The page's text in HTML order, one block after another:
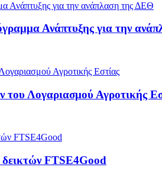
Ανάπτυξης για την
Λογαριασμού Αγροτικής
δεικτών FTSE4Good